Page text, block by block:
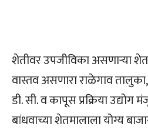
शेतीवर उपजीविका असणाऱ्या
वास्तव असणारा राळेगाव
डी. सी. व कापूस प्रक्रिया
बांधवाच्या शेतमालाला योग्य